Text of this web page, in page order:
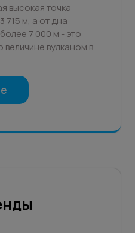
высокая точка
715 м, а от дна
7 000 м - это
величине вулканом в